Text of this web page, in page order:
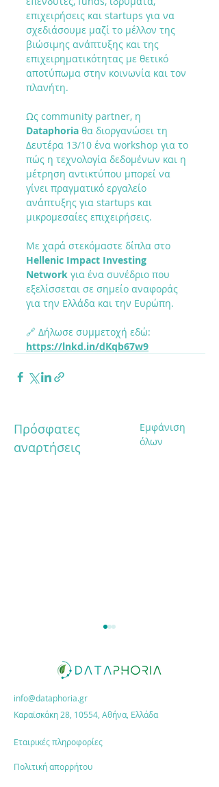
επιχειρήσεις και startups για να
σχεδιάσουμε μαζί το μέλλον της
βιώσιμης ανάπτυξης και της
επιχειρηματικότητας με θετικό
αποτύπωμα στην κοινωνία και τον
πλανήτη.
Ως community partner, η
Dataphoria θα διοργανώσει τη
Δευτέρα 13/10 ένα workshop για το
πώς η τεχνολογία δεδομένων και η
μέτρηση αντικτύπου μπορεί να
γίνει πραγματικό εργαλείο
ανάπτυξης για startups και
μικρομεσαίες επιχειρήσεις.
Με χαρά στεκόμαστε δίπλα στο
Hellenic Impact Investing
Network για ένα συνέδριο που
εξελίσσεται σε σημείο αναφοράς
για την Ελλάδα και την Ευρώπη.
🔗 Δήλωσε συμμετοχή εδώ:
https://lnkd.in/dKqb67w9
Πρόσφατες
αναρτήσεις
Εμφάνιση
όλων
Halcyon Equity
Partners &
Dataphoria:
info@dataphoria.gr
Καραϊσκάκη 28, 10554, Αθήνα, Ελλάδα
Εταιρικές πληροφορίες
Πολιτική απορρήτου